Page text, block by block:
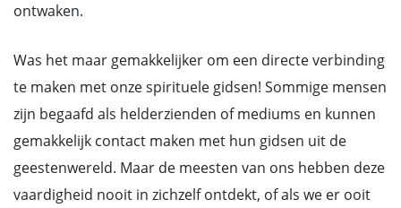
ontwaken.
Was het maar gemakkelijker om een directe verbinding
te maken met onze spirituele gidsen! Sommige mensen
zijn begaafd als helderzienden of mediums en kunnen
gemakkelijk contact maken met hun gidsen uit de
geestenwereld. Maar de meesten van ons hebben deze
vaardigheid nooit in zichzelf ontdekt, of als we er ooit